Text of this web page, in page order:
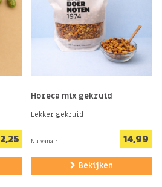
2,25
Horeca mix gekruid
Lekker gekruid
Nu vanaf: 14,99
Bekijken